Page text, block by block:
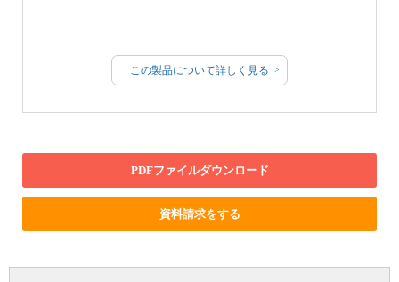
この製品について詳しく見る
PDFファイルダウンロード
資料請求をする